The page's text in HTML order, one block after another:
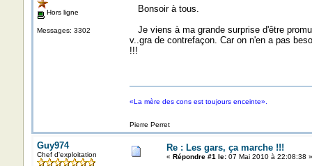
Hors ligne
Messages: 3302
Bonsoir à tous.
Je viens à ma grande surprise d'être
v..gra de contrefaçon. Car on n'en a pas
!!!
«La mère des cons est toujours enceinte».
Pierre Perret
Guy974
Chef d'exploitation
Re : Les gars, ça marche !!!
« Répondre #1 le:07 Mai 2010 à 22:08:38 »